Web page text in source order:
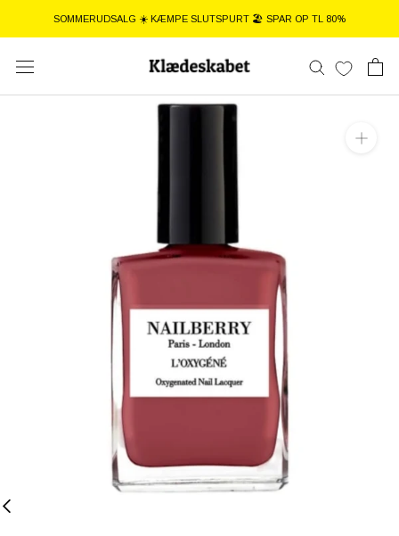
SOMMERUDSALG ☀️ KÆMPE SLUTSPURT 🏖️ SPAR OP TL 80%